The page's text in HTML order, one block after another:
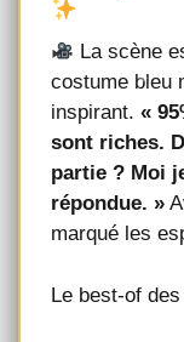
La scène
costume bleu
inspirant. «
sont riches.
partie ? Moi
répondue. »
marqué les
Le best-of